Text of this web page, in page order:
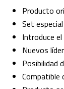
Producto
Set
Introduce
Nuevos
Posibilidad
Compatible